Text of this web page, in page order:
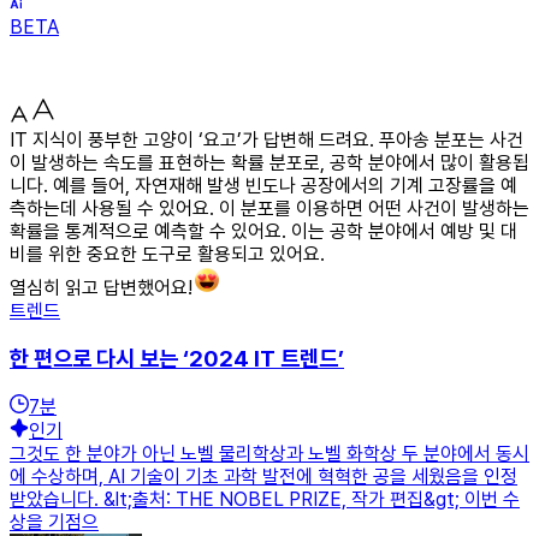
BETA
IT 지식이 풍부한 고양이 ‘요고’가 답변해 드려요. 푸아송 분포는 사건
이 발생하는 속도를 표현하는 확률 분포로, 공학 분야에서 많이 활용됩
니다. 예를 들어, 자연재해 발생 빈도나 공장에서의 기계 고장률을 예
측하는데 사용될 수 있어요. 이 분포를 이용하면 어떤 사건이 발생하는
확률을 통계적으로 예측할 수 있어요. 이는 공학 분야에서 예방 및 대
비를 위한 중요한 도구로 활용되고 있어요.
열심히 읽고 답변했어요!
트렌드
한 편으로 다시 보는 ‘2024 IT 트렌드’
7분
인기
그것도 한 분야가 아닌 노벨 물리학상과 노벨 화학상 두 분야에서 동시
에 수상하며, AI 기술이 기초 과학 발전에 혁혁한 공을 세웠음을 인정
받았습니다. &lt;출처: THE NOBEL PRIZE, 작가 편집&gt; 이번 수
상을 기점으